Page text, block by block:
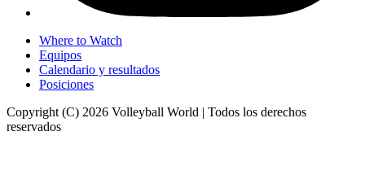
Where to Watch
Equipos
Calendario y resultados
Posiciones
Copyright (C) 2026 Volleyball World | Todos los derechos
reservados